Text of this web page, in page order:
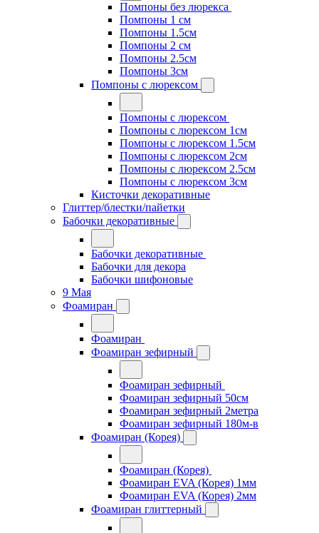
Помпоны без люрекса
Помпоны 1 см
Помпоны 1.5см
Помпоны 2 см
Помпоны 2.5см
Помпоны 3см
Помпоны с люрексом
Помпоны с люрексом
Помпоны с люрексом 1см
Помпоны с люрексом 1.5см
Помпоны с люрексом 2см
Помпоны с люрексом 2.5см
Помпоны с люрексом 3см
Кисточки декоративные
Глиттер/блестки/пайетки
Бабочки декоративные
Бабочки декоративные
Бабочки для декора
Бабочки шифоновые
9 Мая
Фоамиран
Фоамиран
Фоамиран зефирный
Фоамиран зефирный
Фоамиран зефирный 50см
Фоамиран зефирный 2метра
Фоамиран зефирный 180м-в
Фоамиран (Корея)
Фоамиран (Корея)
Фоамиран EVA (Корея) 1мм
Фоамиран EVA (Корея) 2мм
Фоамиран глиттерный